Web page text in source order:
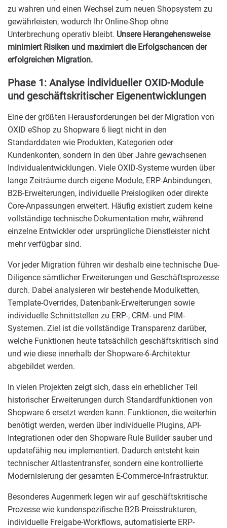
zu wahren und einen Wechsel zum neuen Shopsystem zu
gewährleisten, wodurch Ihr Online-Shop ohne
Unterbrechung operativ bleibt. Unsere Herangehensweise
minimiert Risiken und maximiert die Erfolgschancen der
erfolgreichen Migration.
Phase 1: Analyse individueller OXID-Module
und geschäftskritischer Eigenentwicklungen
Eine der größten Herausforderungen bei der Migration von
OXID eShop zu Shopware 6 liegt nicht in den
Standarddaten wie Produkten, Kategorien oder
Kundenkonten, sondern in den über Jahre gewachsenen
Individualentwicklungen. Viele OXID-Systeme wurden über
lange Zeiträume durch eigene Module, ERP-Anbindungen,
B2B-Erweiterungen, individuelle Preislogiken oder direkte
Core-Anpassungen erweitert. Häufig existiert zudem keine
vollständige technische Dokumentation mehr, während
einzelne Entwickler oder ursprüngliche Dienstleister nicht
mehr verfügbar sind.
Vor jeder Migration führen wir deshalb eine technische Due-
Diligence sämtlicher Erweiterungen und Geschäftsprozesse
durch. Dabei analysieren wir bestehende Modulketten,
Template-Overrides, Datenbank-Erweiterungen sowie
individuelle Schnittstellen zu ERP-, CRM- und PIM-
Systemen. Ziel ist die vollständige Transparenz darüber,
welche Funktionen heute tatsächlich geschäftskritisch sind
und wie diese innerhalb der Shopware-6-Architektur
abgebildet werden.
In vielen Projekten zeigt sich, dass ein erheblicher Teil
historischer Erweiterungen durch Standardfunktionen von
Shopware 6 ersetzt werden kann. Funktionen, die weiterhin
benötigt werden, werden über individuelle Plugins, API-
Integrationen oder den Shopware Rule Builder sauber und
updatefähig neu implementiert. Dadurch entsteht kein
technischer Altlastentransfer, sondern eine kontrollierte
Modernisierung der gesamten E-Commerce-Infrastruktur.
Besonderes Augenmerk legen wir auf geschäftskritische
Prozesse wie kundenspezifische B2B-Preisstrukturen,
individuelle Freigabe-Workflows, automatisierte ERP-